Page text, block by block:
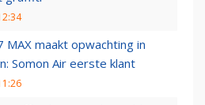
MAX maakt opwachting in
Somon Air eerste klant